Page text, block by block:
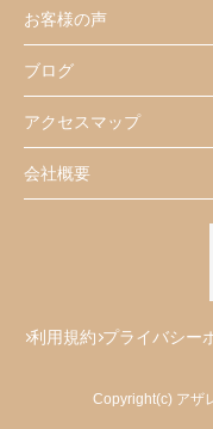
お客様の声
ブログ
アクセスマップ
会社概要
利用規約 プライバシー
Copyright(c) アザ